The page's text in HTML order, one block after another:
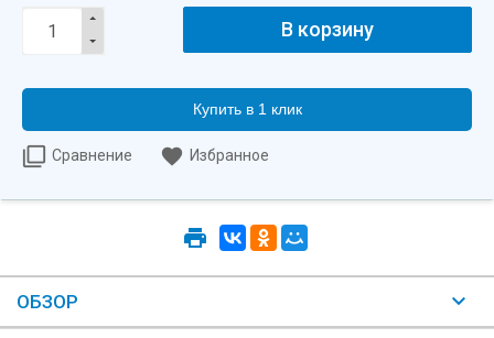
Купить в 1 клик
Сравнение Избранное
ОБЗОР